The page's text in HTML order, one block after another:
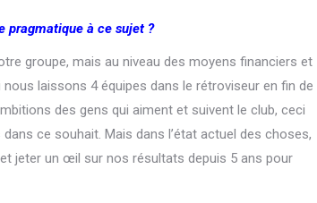
pragmatique à ce sujet ?
groupe, mais au niveau des moyens financiers et
laissons 4 équipes dans le rétroviseur en fin de
des gens qui aiment et suivent le club, ceci
ce souhait. Mais dans l’état actuel des choses,
jeter un œil sur nos résultats depuis 5 ans pour